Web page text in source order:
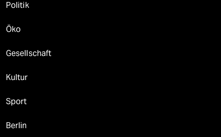
Politik
Öko
Gesellschaft
Kultur
Sport
Berlin